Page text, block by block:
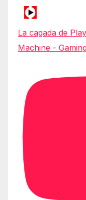
La cagada de
Machine -